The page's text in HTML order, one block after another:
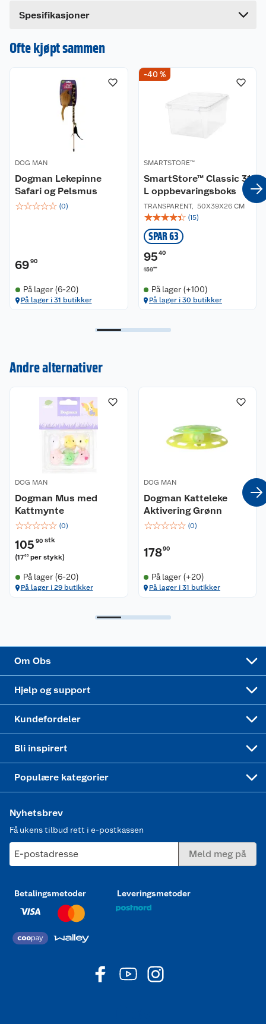
Dette produktet har ikke fått noen omtale ennå.
en omtale.
Spesifikasjoner
Ofte kjøpt sammen
DOG MAN
Dogman Lekepinne
Safari og Pelsmus
☆☆☆☆☆ (0)
6990
På lager (6-20)
På lager i 31 butikker
-40 %
SMARTSTORE™
SmartStore™ Classic 31
L oppbevaringsboks
TRANSPARENT, 50X39X26 CM
☆☆☆☆☆ (15)
SPAR 63
95 40
15900
På lager (+100)
På lager i 30 butikker
Andre alternativer
DOG MAN
Dogman Mus med
Kattmynte
☆☆☆☆☆ (0)
105 90 stk
(1765 per stykk)
På lager (6-20)
På lager i 29 butikker
DOG MAN
Dogman Katteleke
Aktivering Grønn
☆☆☆☆☆ (0)
17890
På lager (+20)
På lager i 31 butikker
Om Obs
Om oss
Våre butikker
Våre merkevarer
Coop kjeder
Ledige stillinger
Bærekraft
Hjelp og support
Kontakt oss
Angre- og returrett
Reklamasjon og garanti
Ofte stilte spørsmål
Betalingsalternativer
Leveringsalternativer
Pakkesporing
Kjøpsvilkår
Kundefordeler
Åpent kjøp
Coop medlem
Klikk og hent
Bli inspirert
Festdrakter til hele familien
Populære kategorier
Hagemøbler og utemøbler
Nyhetsbrev
Få ukens tilbud rett i e-postkassen
E-postadresse Meld meg på
Betalingsmetoder Leveringsmetoder